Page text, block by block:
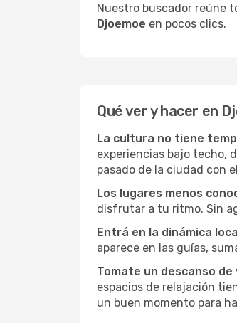
Nuestro buscador reúne
Djoemoe en pocos clics.
Qué ver y hacer en
La cultura no tiene
experiencias bajo techo,
pasado de la ciudad con
Los lugares menos
disfrutar a tu ritmo. Sin
Entrá en la dinámica
aparece en las guías,
Tomate un descanso de
espacios de relajación
un buen momento para